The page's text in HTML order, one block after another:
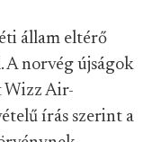
állam eltérő
A norvég újságok
Wizz Air-
írás szerint a